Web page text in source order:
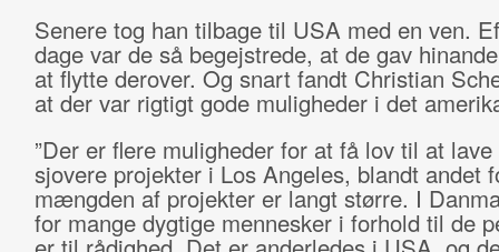
Senere tog han tilbage til USA med en ven.
dage var de så begejstrede, at de gav
at flytte derover. Og snart fandt Christian
at der var rigtigt gode muligheder i det
”Der er flere muligheder for at få lov til at
sjovere projekter i Los Angeles, blandt andet
mængden af projekter er langt større. I
for mange dygtige mennesker i forhold til de